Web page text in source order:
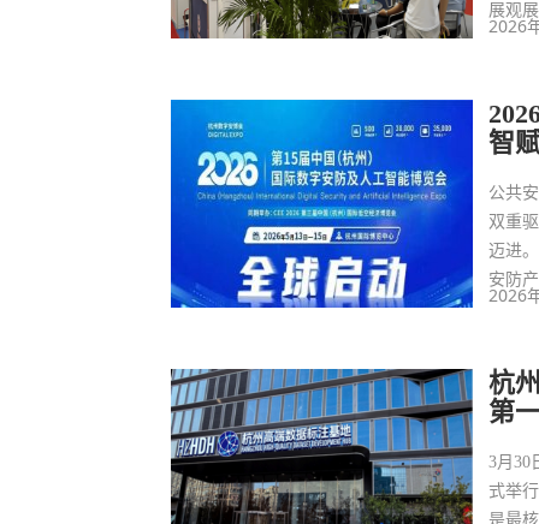
展观
2026
智
公共
双重
迈进
安防
2026
杭
第
3月30
式举
是最